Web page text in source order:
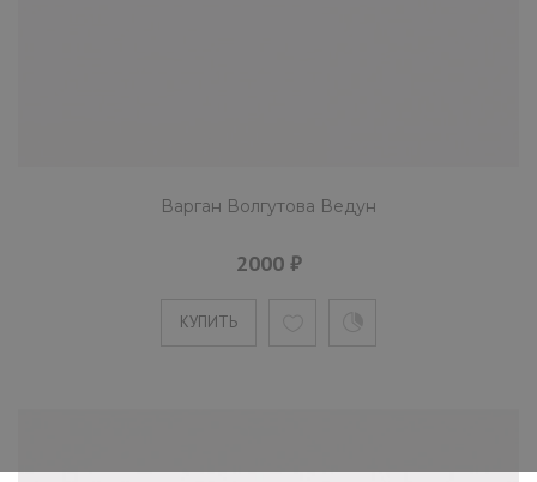
Варган Волгутова Ведун
2000 ₽
КУПИТЬ